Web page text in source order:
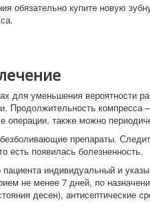
обязательно купите новую
для уменьшения вероятности
Продолжительность
также можно
препараты.
есть появилась болезненность.
пациента индивидуальный и
не менее 7 дней, по
десен), антисептические